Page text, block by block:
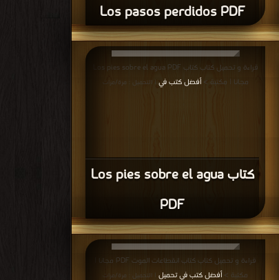
Los pasos perdidos PDF
كتاب Los pies sobre el agua
PDF
قراءة و تحميل كتاب كتاب Los pies sobre el agua PDF
مجانا | مكتبة >أفضل كتب في | التحميل : مرة/مرات
قراءة و تحميل كتاب كتاب انقطاعات الموت PDF مجانا |
مكتبة >أفضل كتب في تحميل | التحميل : مرة/مرات